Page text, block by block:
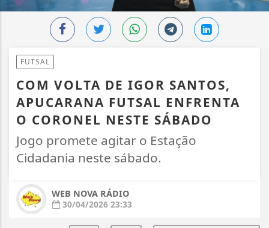
FUTSAL
COM VOLTA DE IGOR SANTOS,
APUCARANA FUTSAL ENFRENTA
O CORONEL NESTE SÁBADO
Jogo promete agitar o Estação
Cidadania neste sábado.
WEB NOVA RÁDIO
30/04/2026 23:33